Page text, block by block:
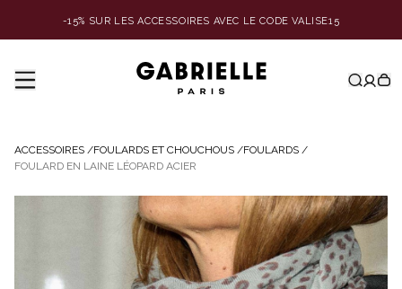
-15% SUR LES ACCESSOIRES AVEC LE CODE VALISE15
ACCESSOIRES /FOULARDS ET CHOUCHOUS /FOULARDS /
FOULARD EN LAINE LÉOPARD ACIER